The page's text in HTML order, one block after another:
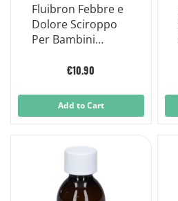
Fluibron Febbre e
Dolore Sciroppo
Per Bambini
Fragola 150 ml
€10.90
Add to Cart